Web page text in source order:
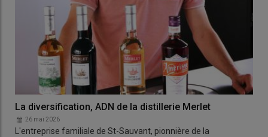
La diversification, ADN de la distillerie Merlet
26 mai 2026
L'entreprise familiale de St-Sauvant, pionnière de la